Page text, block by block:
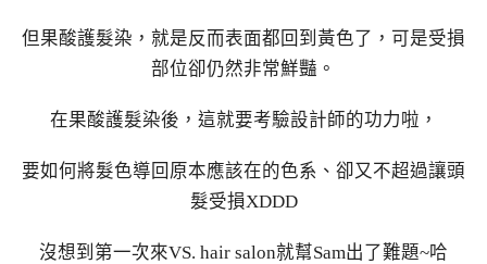
但果酸護髮染，就是反而表面都回到黃色了，可是受損
部位卻仍然非常鮮豔。
在果酸護髮染後，這就要考驗設計師的功力啦，
要如何將髮色導回原本應該在的色系、卻又不超過讓頭
髮受損XDDD
沒想到第一次來VS. hair salon就幫Sam出了難題~哈